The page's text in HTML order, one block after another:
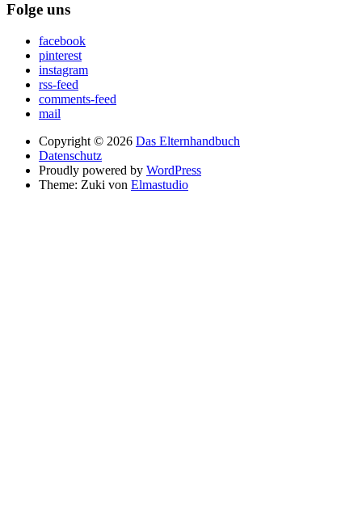
Folge uns
facebook
pinterest
instagram
rss-feed
comments-feed
mail
Copyright © 2026 Das Elternhandbuch
Datenschutz
Proudly powered by WordPress
Theme: Zuki von Elmastudio